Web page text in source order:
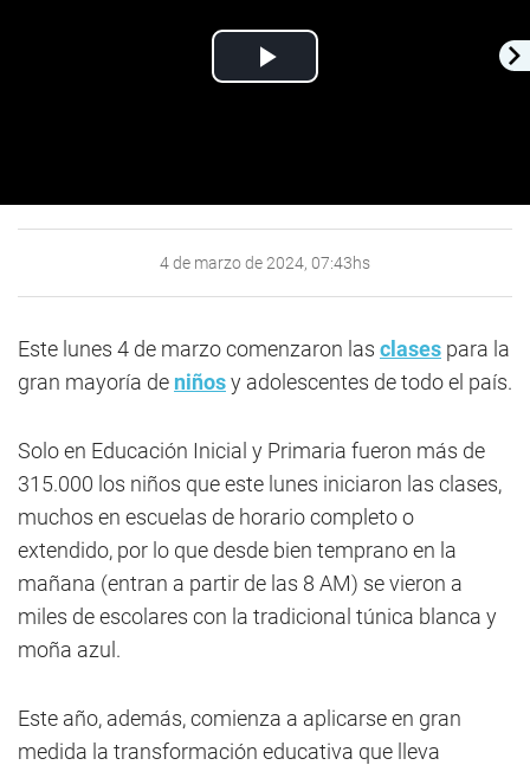
Play
4 de marzo de 2024, 07:43hs
Este lunes 4 de marzo comenzaron las clases para la
gran mayoría de niñosy adolescentes de todo el país.
Solo en Educación Inicial y Primaria fueron más de
315.000 los niños que este lunes iniciaron las clases,
muchos en escuelas de horario completo o
extendido, por lo que desde bien temprano en la
mañana (entran a partir de las 8 AM) se vieron a
miles de escolares con la tradicional túnica blanca y
moña azul.
Este año, además, comienza a aplicarse en gran
medida la transformación educativa que lleva